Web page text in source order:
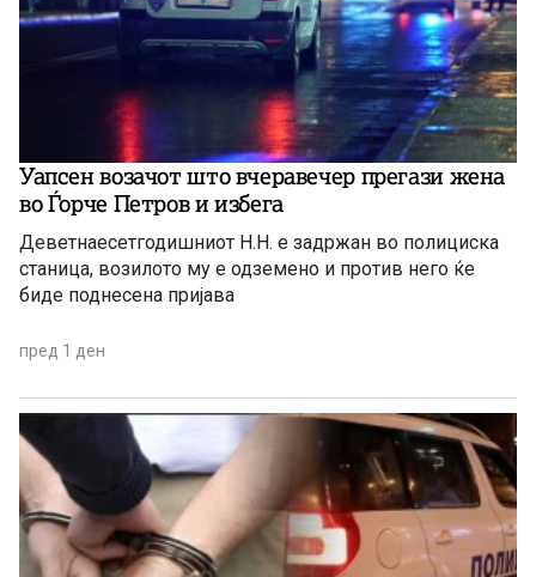
Уапсен возачот што вчеравечер прегази жена
во Ѓорче Петров и избега
Деветнаесетгодишниот Н.Н. е задржан во полициска
станица, возилото му е одземено и против него ќе
биде поднесена пријава
пред 1 ден